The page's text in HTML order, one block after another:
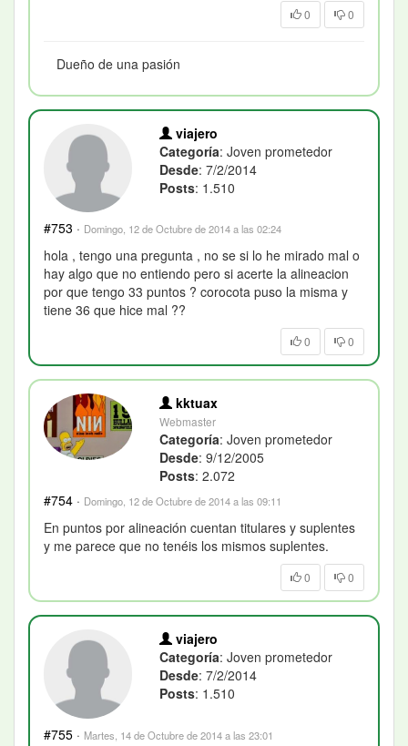
0 0
Dueño de una pasión
viajero
Categoría: Joven prometedor
Desde: 7/2/2014
Posts: 1.510
#753 · Domingo, 12 de Octubre de 2014 a las 02:24
hola , tengo una pregunta , no se si lo he mirado mal o
hay algo que no entiendo pero si acerte la alineacion
por que tengo 33 puntos ? corocota puso la misma y
tiene 36 que hice mal ??
0 0
kktuax
Webmaster
Categoría: Joven prometedor
Desde: 9/12/2005
Posts: 2.072
#754 · Domingo, 12 de Octubre de 2014 a las 09:11
En puntos por alineación cuentan titulares y suplentes
y me parece que no tenéis los mismos suplentes.
0 0
viajero
Categoría: Joven prometedor
Desde: 7/2/2014
Posts: 1.510
#755 · Martes, 14 de Octubre de 2014 a las 23:01